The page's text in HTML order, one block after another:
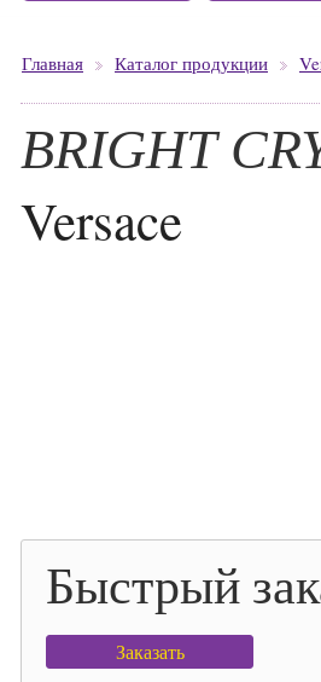
Главная Каталог продукции
BRIGHT
Versace
Быстрый
Заказать